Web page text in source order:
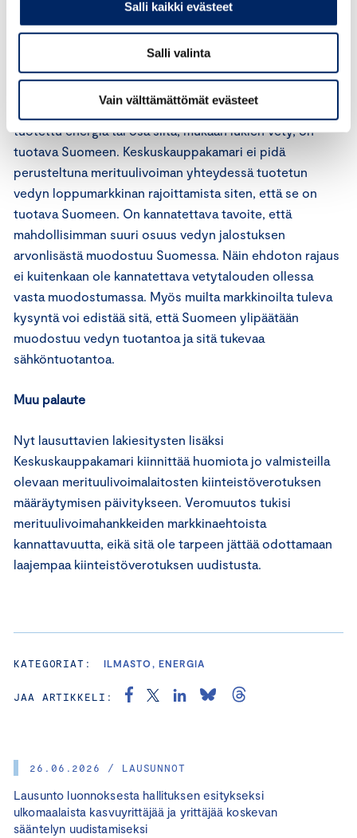
Salli kaikki evästeet
Salli valinta
Vain välttämättömät evästeet
26.06.2026 / LAUSUNNOT
Lausunto luonnoksesta hallituksen esitykseksi
ulkomaalaista kasvuyrittäjää ja yrittäjää koskevan
sääntelyn uudistamiseksi
Palaute hyödyntämisluvasta
On hyvä, että hyödyntämislupa kattaa tuulivoimaloiden
lisäksi muut rakennukset, kuten sähköasemat ja
todetaan, että hyödyntämisluvassa voidaan määrätä, että
tuotettu energia tai osa siitä, mukaan lukien vety, on
tuotava Suomeen. Keskuskauppakamari ei pidä
perusteltuna merituulivoiman yhteydessä tuotetun
vedyn loppumarkkinan rajoittamista siten, että se on
tuotava Suomeen. On kannatettava tavoite, että
mahdollisimman suuri osuus vedyn jalostuksen
arvonlisästä muodostuu Suomessa. Näin ehdoton rajaus
ei kuitenkaan ole kannatettava vetytalouden ollessa
vasta muodostumassa. Myös muilta markkinoilta tuleva
kysyntä voi edistää sitä, että Suomeen ylipäätään
muodostuu vedyn tuotantoa ja sitä tukevaa
sähköntuotantoa.
Muu palaute
Nyt lausuttavien lakiesitysten lisäksi
Keskuskauppakamari kiinnittää huomiota jo valmisteilla
olevaan merituulivoimalaitosten kiinteistöverotuksen
määräytymisen päivitykseen. Veromuutos tukisi
merituulivoimahankkeiden markkinaehtoista
kannattavuutta, eikä sitä ole tarpeen jättää odottamaan
laajempaa kiinteistöverotuksen uudistusta.
KATEGORIAT: ILMASTO, ENERGIA
JAA ARTIKKELI: